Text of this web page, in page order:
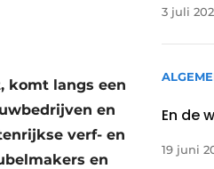
komt langs een
en
verf- en
en
3 juli
En de
19 juni